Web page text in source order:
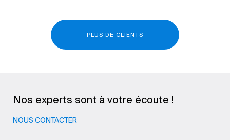
PLUS DE CLIENTS
Nos experts sont à votre écoute !
NOUS CONTACTER